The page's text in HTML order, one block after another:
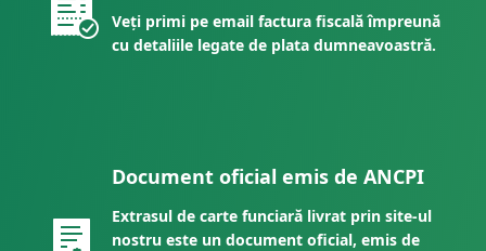
Veți primi pe email factura fiscală împreună
cu detaliile legate de plata dumneavoastră.
Document oficial emis de ANCPI
Extrasul de carte funciară livrat prin site-ul
nostru este un document oficial, emis de